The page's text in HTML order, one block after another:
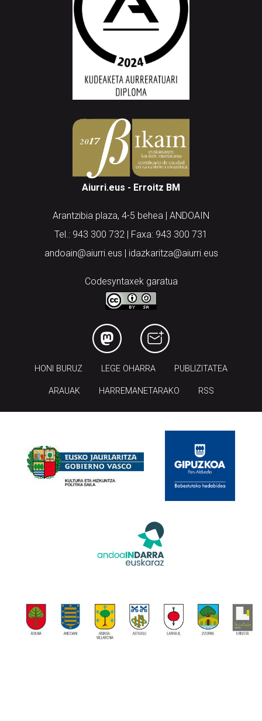
Aiurri.eus - Erroitz BM
Arantzibia plaza, 4-5 behea | ANDOAIN
Tel.: 943 300 732 | Faxa: 943 300 731
andoain@aiurri.eus | idazkaritza@aiurri.eus
Codesyntaxek garatua
HONI BURUZ LEGE OHARRA PUBLIZITATEA
ARAUAK HARREMANETARAKO RSS